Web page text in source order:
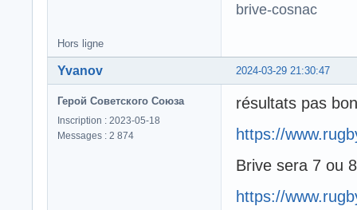
brive-cosnac
Hors ligne
2024-03-29 21:30:47
Yvanov
Герой Советского Союза
Inscription : 2023-05-18
Messages : 2 874
résultats pas
https://
Brive sera 7 ou
https://